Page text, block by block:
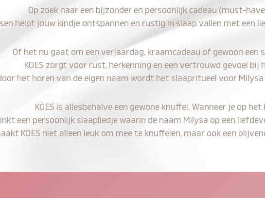
Op zoek naar een bijzonder en persoonlijk cadeau (must-
helpt jouw kindje ontspannen en rustig in slaap vallen met een
Of het nu gaat om een verjaardag, kraamcadeau of gewoon een
KOES zorgt voor rust, herkenning en een vertrouwd gevoel bij
het horen van de eigen naam wordt het slaapritueel voor
KOES is allesbehalve een gewone knuffel. Wanneer je op
een persoonlijk slaapliedje waarin de naam Milysa op een
KOES niet alleen leuk om mee te knuffelen, maar ook een